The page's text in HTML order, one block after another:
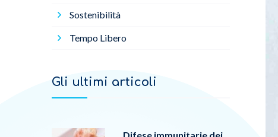
Sostenibilità
Tempo Libero
Gli ultimi articoli